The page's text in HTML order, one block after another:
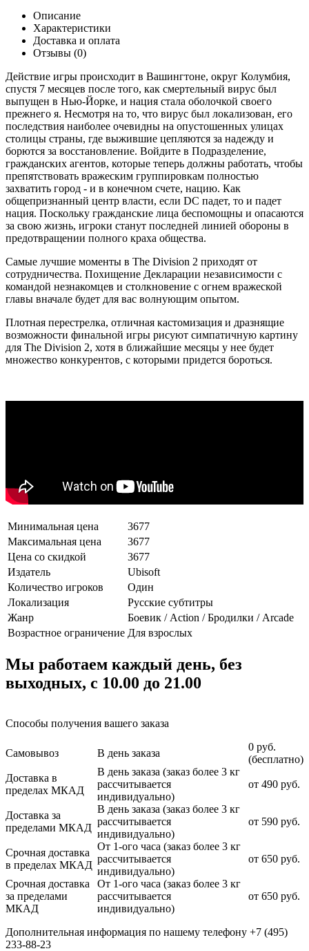
Описание
Характеристики
Доставка и оплата
Отзывы (0)
Действие игры происходит в Вашингтоне, округ Колумбия,
спустя 7 месяцев после того, как смертельный вирус был
выпущен в Нью-Йорке, и нация стала оболочкой своего
прежнего я. Несмотря на то, что вирус был локализован, его
последствия наиболее очевидны на опустошенных улицах
столицы страны, где выжившие цепляются за надежду и
борются за восстановление. Войдите в Подразделение,
гражданских агентов, которые теперь должны работать, чтобы
препятствовать вражеским группировкам полностью
захватить город - и в конечном счете, нацию. Как
общепризнанный центр власти, если DC падет, то и падет
нация. Поскольку гражданские лица беспомощны и опасаются
за свою жизнь, игроки станут последней линией обороны в
предотвращении полного краха общества.
Самые лучшие моменты в The Division 2 приходят от
сотрудничества. Похищение Декларации независимости с
командой незнакомцев и столкновение с огнем вражеской
главы вначале будет для вас волнующим опытом.
Плотная перестрелка, отличная кастомизация и дразнящие
возможности финальной игры рисуют симпатичную картину
для The Division 2, хотя в ближайшие месяцы у нее будет
множество конкурентов, с которыми придется бороться.
Минимальная цена
3677
Максимальная цена
3677
Цена со скидкой
3677
Издатель
Ubisoft
Количество игроков
Один
Локализация
Русские субтитры
Жанр
Боевик / Action / Бродилки / Arcade
Возрастное ограничение Для взрослых
Мы работаем каждый день, без
выходных, с 10.00 до 21.00
Способы получения вашего заказа
Самовывоз В день заказа
0 руб.
(бесплатно)
Доставка в
пределах МКАД
В день заказа (заказ более 3 кг
рассчитывается
индивидуально)
от 490 руб.
Доставка за
пределами МКАД
В день заказа (заказ более 3 кг
рассчитывается
индивидуально)
от 590 руб.
Срочная доставка
в пределах МКАД
От 1-ого часа (заказ более 3 кг
рассчитывается
индивидуально)
от 650 руб.
Срочная доставка
за пределами
МКАД
От 1-ого часа (заказ более 3 кг
рассчитывается
индивидуально)
от 650 руб.
Дополнительная информация по нашему телефону +7 (495)
233-88-23